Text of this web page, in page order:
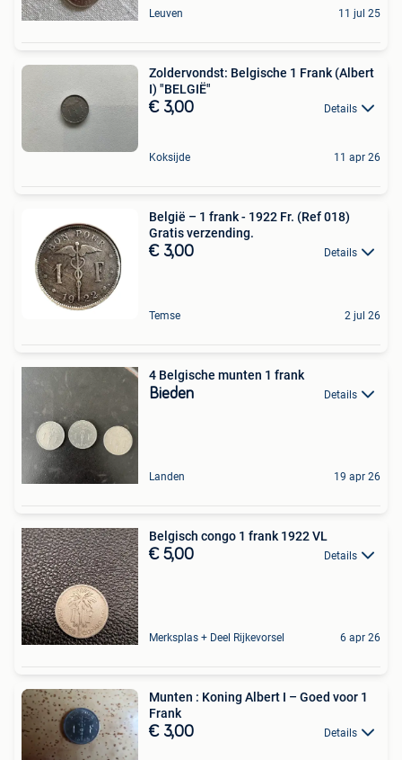
Leuven 11 jul 25
Zoldervondst: Belgische 1 Frank (Albert
I) "BELGIË"
€ 3,00 Details
Koksijde 11 apr 26
België – 1 frank - 1922 Fr. (Ref 018)
Gratis verzending.
€ 3,00 Details
Temse 2 jul 26
4 Belgische munten 1 frank
Bieden Details
Landen 19 apr 26
Belgisch congo 1 frank 1922 VL
€ 5,00 Details
Merksplas + Deel Rijkevorsel 6 apr 26
Munten : Koning Albert I – Goed voor 1
Frank
€ 3,00 Details